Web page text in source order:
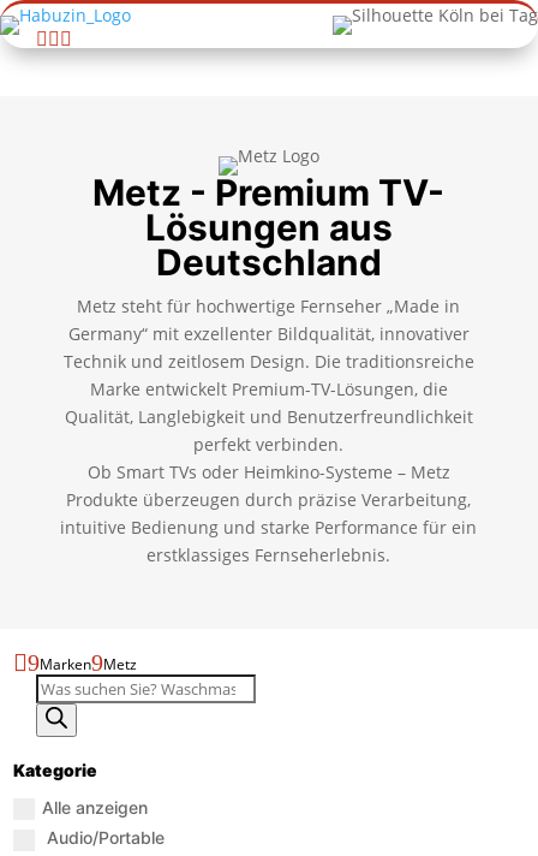

Metz - Premium TV-
Lösungen aus
Deutschland
Metz steht für hochwertige Fernseher „Made in
Germany“ mit exzellenter Bildqualität, innovativer
Technik und zeitlosem Design. Die traditionsreiche
Marke entwickelt Premium-TV-Lösungen, die
Qualität, Langlebigkeit und Benutzerfreundlichkeit
perfekt verbinden.
Ob Smart TVs oder Heimkino-Systeme – Metz
Produkte überzeugen durch präzise Verarbeitung,
intuitive Bedienung und starke Performance für ein
erstklassiges Fernseherlebnis.
9Marken9Metz
Produktsuche
Kategorie
Alle anzeigen
Audio/Portable